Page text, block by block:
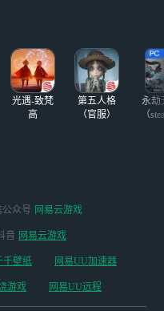
光遇-致梵
高
第五人格
（官服）
永劫
（
公众号 网易云游戏
音 网易云游戏
千壁纸 网易UU加速器
游戏 网易UU远程